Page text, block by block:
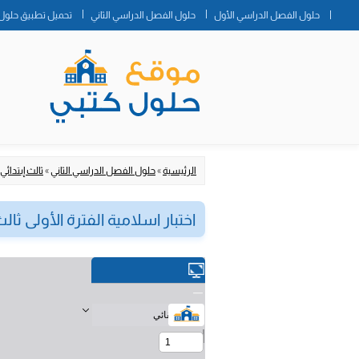
حلول الفصل الدراسي الأول حلول الفصل الدراسي الثاني تحميل تطبيق
الرئيسية»حلول الفصل الدراسي الثاني»ثالث إبتدائي
اختبار اسلامية الفترة الأولى